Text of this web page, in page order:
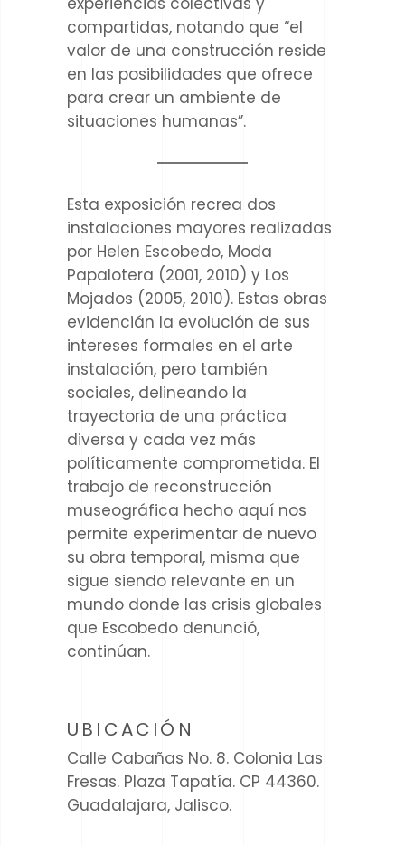
compartidas, notando que “el
valor de una construcción reside
en las posibilidades que ofrece
para crear un ambiente de
situaciones humanas”.
Esta exposición recrea dos
instalaciones mayores realizadas
por Helen Escobedo, Moda
Papalotera (2001, 2010) y Los
Mojados (2005, 2010). Estas obras
evidencián la evolución de sus
intereses formales en el arte
instalación, pero también
sociales, delineando la
trayectoria de una práctica
diversa y cada vez más
políticamente comprometida. El
trabajo de reconstrucción
museográfica hecho aquí nos
permite experimentar de nuevo
su obra temporal, misma que
sigue siendo relevante en un
mundo donde las crisis globales
que Escobedo denunció,
continúan.
UBICACIÓN
Calle Cabañas No. 8. Colonia Las
Fresas. Plaza Tapatía. CP 44360.
Guadalajara, Jalisco.